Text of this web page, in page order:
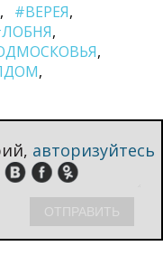
#ВЕРЕЯ
авторизуйтесь